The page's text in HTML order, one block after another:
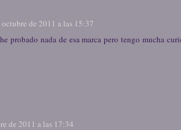
octubre de 2011 a las 15:37
probado nada de esa marca pero tengo mucha
de 2011 a las 17:34